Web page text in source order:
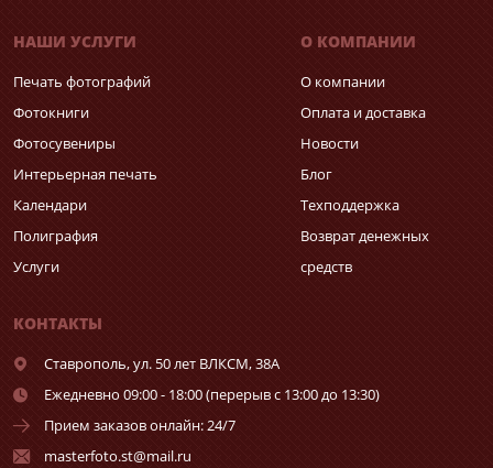
НАШИ УСЛУГИ
Печать фотографий
Фотокниги
Фотосувениры
Интерьерная печать
Календари
Полиграфия
Услуги
О КОМПАНИИ
О компании
Оплата и доставка
Новости
Блог
Техподдержка
Возврат денежных
средств
КОНТАКТЫ
Ставрополь,ул. 50 лет ВЛКСМ, 38А
Ежедневно 09:00 - 18:00 (перерыв с 13:00 до 13:30)
Прием заказов онлайн: 24/7
masterfoto.st@mail.ru